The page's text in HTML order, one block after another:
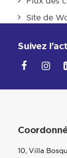
Site de
Suivez
10, Villa